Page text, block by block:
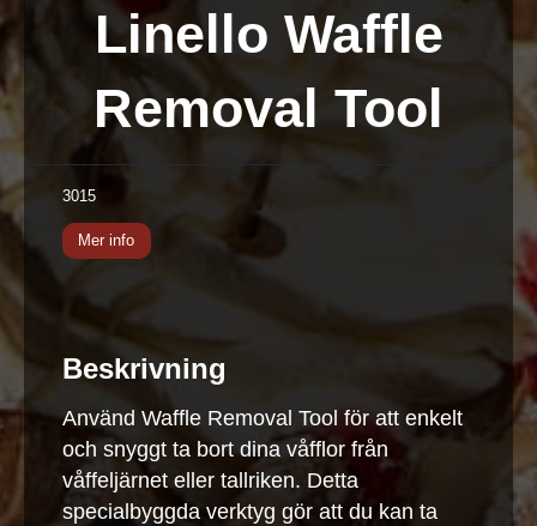
Linello Waffle
Removal Tool
3015
Mer info
Beskrivning
Använd Waffle Removal Tool för att enkelt
och snyggt ta bort dina våfflor från
våffeljärnet eller tallriken. Detta
specialbyggda verktyg gör att du kan ta